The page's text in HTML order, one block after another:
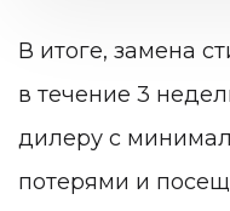
В итоге, замена
в течение 3
дилеру с
потерями и